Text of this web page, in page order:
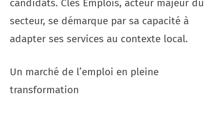
candidats. Clés Emplois, acteur majeur du
secteur, se démarque par sa capacité à
adapter ses services au contexte local.
Un marché de l’emploi en pleine
transformation